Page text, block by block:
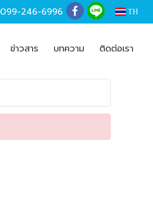
099-246-6996 TH
ข่าวสาร บทความ ติดต่อเรา